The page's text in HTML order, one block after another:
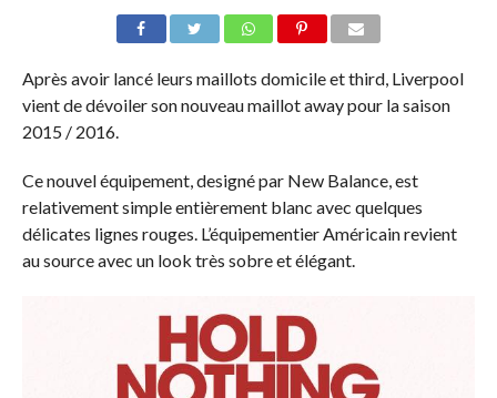
Après avoir lancé leurs maillots domicile et third, Liverpool
vient de dévoiler son nouveau maillot away pour la saison
2015 / 2016.
Ce nouvel équipement, designé par New Balance, est
relativement simple entièrement blanc avec quelques
délicates lignes rouges. L’équipementier Américain revient
au source avec un look très sobre et élégant.